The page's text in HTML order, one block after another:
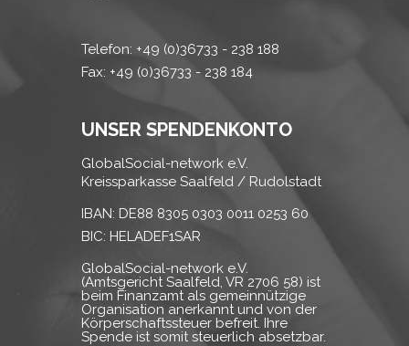
Telefon: +49 (0)36733 - 238 188
Fax: +49 (0)36733 - 238 184
UNSER SPENDENKONTO
GlobalSocial-network e.V.
Kreissparkasse Saalfeld / Rudolstadt
IBAN: DE88 8305 0303 0011 0253 60
BIC: HELADEF1SAR
GlobalSocial-network e.V.
(Amtsgericht Saalfeld, VR 2706 58) ist
beim Finanzamt als gemeinnützige
Organisation anerkannt und von der
Körperschaftssteuer befreit. Ihre
Spende ist somit steuerlich absetzbar.